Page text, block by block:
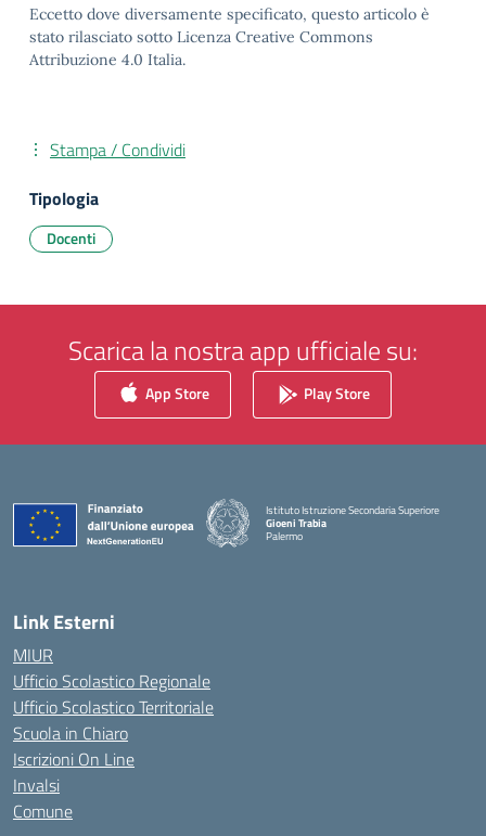
Eccetto dove diversamente specificato, questo articolo è
stato rilasciato sotto Licenza Creative Commons
Attribuzione 4.0 Italia.
Stampa / Condividi
Tipologia
Docenti
Scarica la nostra app ufficiale su:
App Store Play Store
Istituto Istruzione Secondaria Superiore
Gioeni Trabia
Palermo
Link Esterni
MIUR
Ufficio Scolastico Regionale
Ufficio Scolastico Territoriale
Scuola in Chiaro
Iscrizioni On Line
Invalsi
Comune